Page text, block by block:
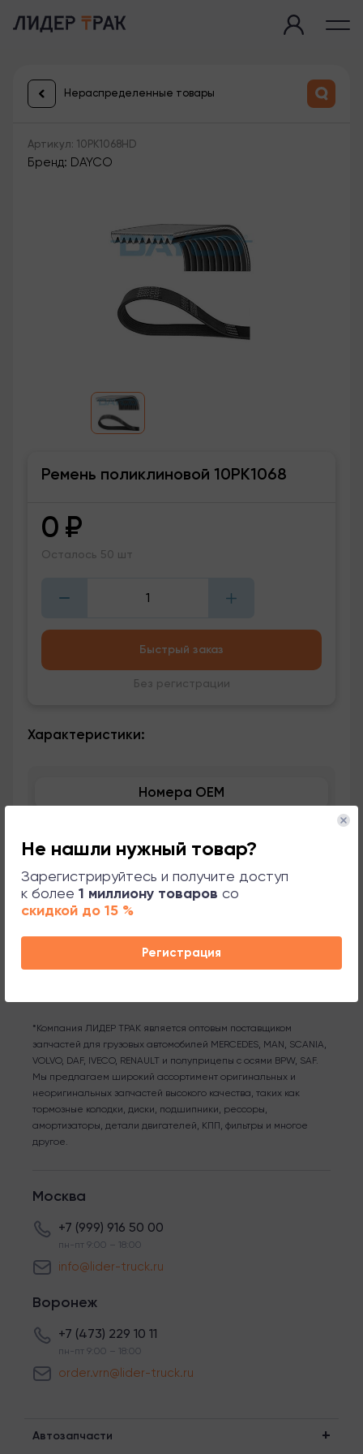
Не нашли нужный товар?
Зарегистрируйтесь и получите доступ
к более 1 миллиону товаров со
скидкой до 15 %
Регистрация
Нераспределенные товары
Артикул: 10PK1068HD
Бренд: DAYCO
Ремень поликлиновой 10PK1068
0 ₽
Осталось 50 шт
Быстрый заказ
Без регистрации
Характеристики:
Номера OEM
Сопутствующие товары
*Компания ЛИДЕР ТРАК является оптовым поставщиком
запчастей для грузовых автомобилей MERCEDES, MAN, SCANIA,
VOLVO, DAF, IVECO, RENAULT и полуприцепы с осями BPW, SAF.
Мы предлагаем широкий ассортимент оригинальных и
неоригинальных запчастей высокого качества, таких как
тормозные колодки, диски, подшипники, рессоры,
амортизаторы, детали двигателей, КПП, фильтры и многое
другое.
Москва
+7 (999) 916 50 00
пн-пт 9:00 – 18:00
info@lider-truck.ru
Воронеж
+7 (473) 229 10 11
пн-пт 9:00 – 18:00
order.vrn@lider-truck.ru
Автозапчасти